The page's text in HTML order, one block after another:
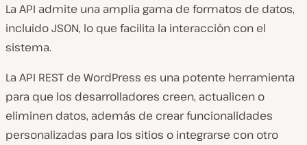
La API admite una amplia gama de formatos de datos,
incluido JSON, lo que facilita la interacción con el
sistema.
La API REST de WordPress es una potente herramienta
para que los desarrolladores creen, actualicen o
eliminen datos, además de crear funcionalidades
personalizadas para los sitios o integrarse con otro